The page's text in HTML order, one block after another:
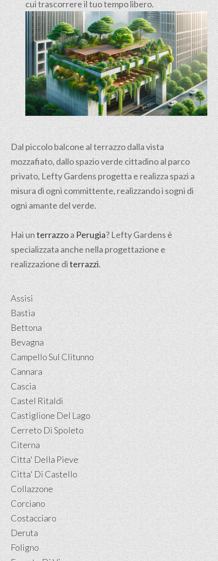
cui trascorrere il tuo tempo libero.
Dal piccolo balcone al terrazzo dalla vista
mozzafiato, dallo spazio verde cittadino al parco
privato, Lefty Gardens progetta e realizza spazi a
misura di ogni committente, realizzando i sogni di
ogni amante del verde.
Hai unterrazzoaPerugia? Lefty Gardens è
specializzata anche nella progettazione e
realizzazione diterrazzi.
Assisi
Bastia
Bettona
Bevagna
Campello Sul Clitunno
Cannara
Cascia
Castel Ritaldi
Castiglione Del Lago
Cerreto Di Spoleto
Citerna
Citta' Della Pieve
Citta' Di Castello
Collazzone
Corciano
Costacciaro
Deruta
Foligno